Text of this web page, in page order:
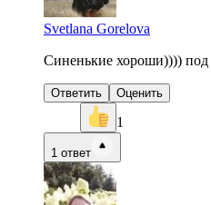
Svetlana Gorelova
Синенькие хороши))))
Ответить Оценить
1
1 ответ